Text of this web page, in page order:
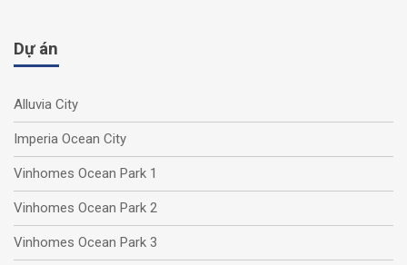
Dự án
Alluvia City
Imperia Ocean City
Vinhomes Ocean Park 1
Vinhomes Ocean Park 2
Vinhomes Ocean Park 3